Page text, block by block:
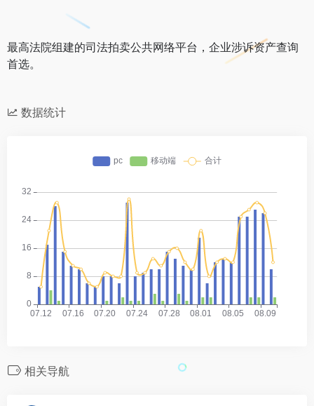
最高法院组建的司法拍卖公共网络平台，企业涉诉资产查询
首选。
数据统计
相关导航